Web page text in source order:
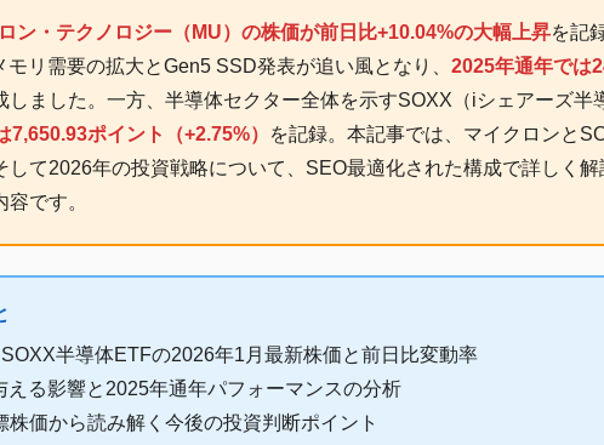
ン・テクノロジー（MU）の株価が前日比+10.04%の大幅上昇を記
リ需要の拡大とGen5 SSD発表が追い風となり、 2025年通年では
しました。一方、半導体セクター全体を示すSOXX（iシェアーズ半
7,650.93ポイント（+2.75%）
を記録。本記事では、マイクロンと
して2026年の投資戦略について、SEO最適化された構成で詳しく
です。
半導体ETFの2026年1月最新株価と前日比変動率
える影響と2025年通年パフォーマンスの分析
株価から読み解く今後の投資判断ポイント